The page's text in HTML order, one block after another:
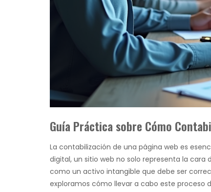
Guía Práctica sobre Cómo
La contabilización de una página web es
digital, un sitio web no solo representa la
como un activo intangible que debe ser
exploramos cómo llevar a cabo este proceso